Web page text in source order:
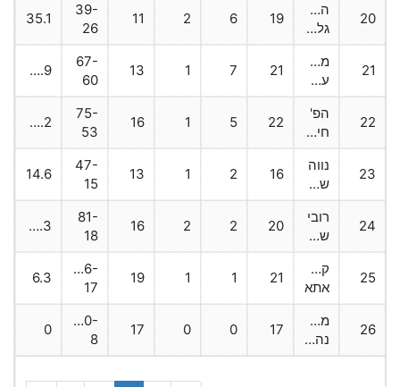
20
הפועל
גלבוע
19
6
2
11
39-
26
35.1
21
מכבי
עתלית
21
7
1
13
67-
60
34.9
22
הפ'
חיפה2
22
5
1
16
75-
53
24.2
23
נווה
שאנן
16
2
1
13
47-
15
14.6
24
רובי
שפירא
20
2
2
16
81-
18
13.3
25
קרית
אתא
21
1
1
19
116-
17
6.3
26
מכבי
נהריה
17
0
0
17
130-
8
0